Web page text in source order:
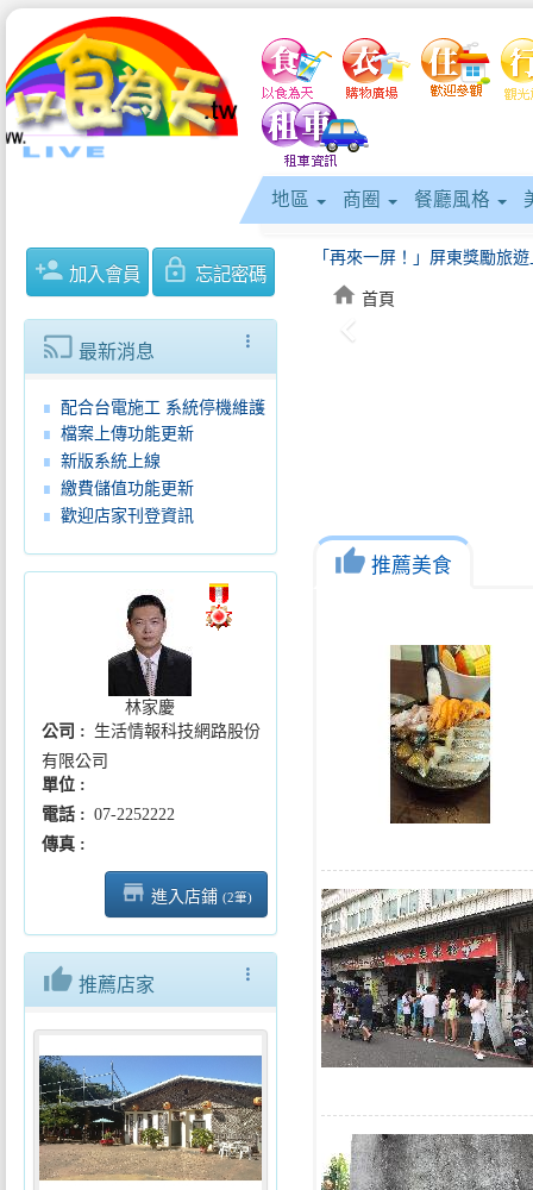
地區 商圈 餐廳風格
person_add 加入會員 lock_outline 忘記密碼
more_vert
cast 最新消息
配合台電施工 系統停機維護
檔案上傳功能更新
新版系統上線
繳費儲值功能更新
歡迎店家刊登資訊
林家慶
公司
生活情報科技網路股份
有限公司
單位
電話
07-2252222
傳真
store_mall_directory 進入店鋪 (2筆)
more_vert
thumb_up 推薦店家
home 首頁
keyboard_arrow_left
thumb_up 推薦美食